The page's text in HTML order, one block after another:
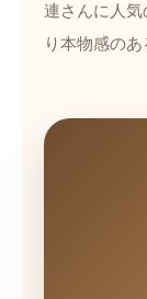
連さんに人気
り本物感のあ